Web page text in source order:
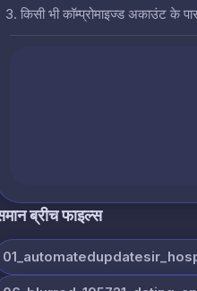
किसी भी कॉम्प्रोमाइज्ड अकाउंट के
ब्रीच फाइल्स